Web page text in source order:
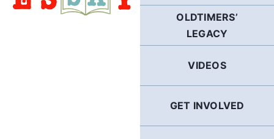
OLDTIMERS’
LEGACY
VIDEOS
GET INVOLVED